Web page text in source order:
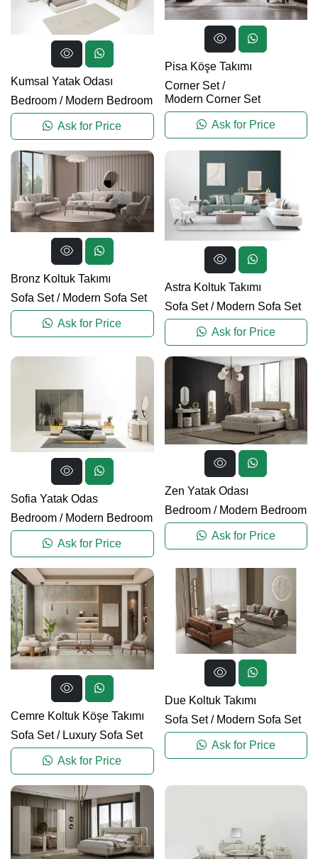
Kumsal Yatak Odası
Bedroom / Modern Bedroom
Ask for Price
Pisa Köşe Takımı
Corner Set/
Modern Corner Set
Ask for Price
Bronz Koltuk Takımı
Sofa Set/ Modern Sofa Set
Ask for Price
Astra Koltuk Takımı
Sofa Set/ Modern Sofa Set
Ask for Price
Sofia Yatak Odas
Bedroom / Modern Bedroom
Ask for Price
Zen Yatak Odası
Bedroom/ Modern Bedroom
Ask for Price
Cemre Koltuk Köşe Takımı
Sofa Set/ Luxury Sofa Set
Ask for Price
Due Koltuk Takımı
Sofa Set/ Modern Sofa Set
Ask for Price